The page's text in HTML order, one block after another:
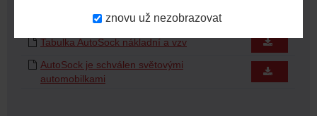
znovu už nezobrazovat
AutoSock – MANUÁL
Tabulka AutoSock nákladní a vzv
AutoSock je schválen světovými
automobilkami